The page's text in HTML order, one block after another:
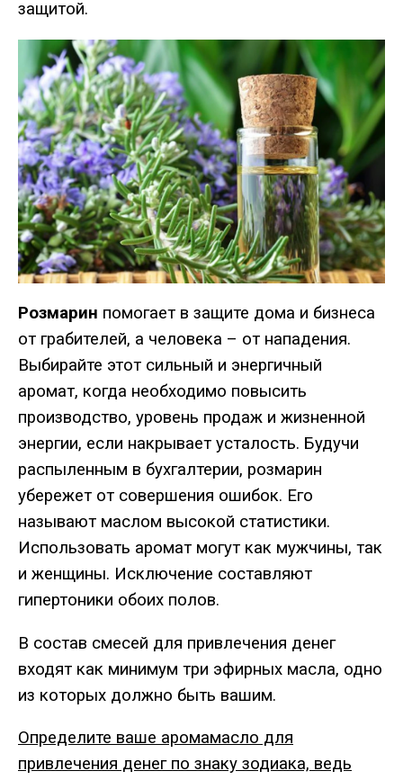
защитой.
Розмарин помогает в защите дома и бизнеса
от грабителей, а человека – от нападения.
Выбирайте этот сильный и энергичный
аромат, когда необходимо повысить
производство, уровень продаж и жизненной
энергии, если накрывает усталость. Будучи
распыленным в бухгалтерии, розмарин
убережет от совершения ошибок. Его
называют маслом высокой статистики.
Использовать аромат могут как мужчины, так
и женщины. Исключение составляют
гипертоники обоих полов.
В состав смесей для привлечения денег
входят как минимум три эфирных масла, одно
из которых должно быть вашим.
Определите ваше аромамасло для
привлечения денег по знаку зодиака, ведь